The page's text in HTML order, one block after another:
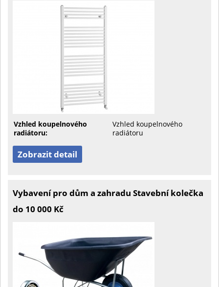
Vzhled koupelnového
radiátoru:
Vzhled koupelnového
radiátoru
Zobrazit detail
Vybavení pro dům a zahradu Stavební kolečka
do 10 000 Kč